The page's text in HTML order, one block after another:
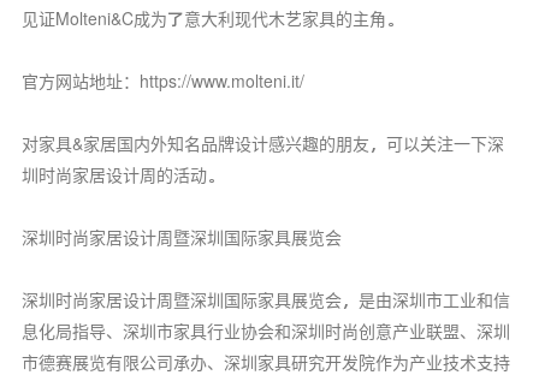
见证Molteni&C成为了意大利现代木艺家具的主角。
官方网站地址：https://www.molteni.it/
对家具&家居国内外知名品牌设计感兴趣的朋友，可以关注一下深
圳时尚家居设计周的活动。
深圳时尚家居设计周暨深圳国际家具展览会
深圳时尚家居设计周暨深圳国际家具展览会，是由深圳市工业和信
息化局指导、深圳市家具行业协会和深圳时尚创意产业联盟、深圳
市德赛展览有限公司承办、深圳家具研究开发院作为产业技术支持